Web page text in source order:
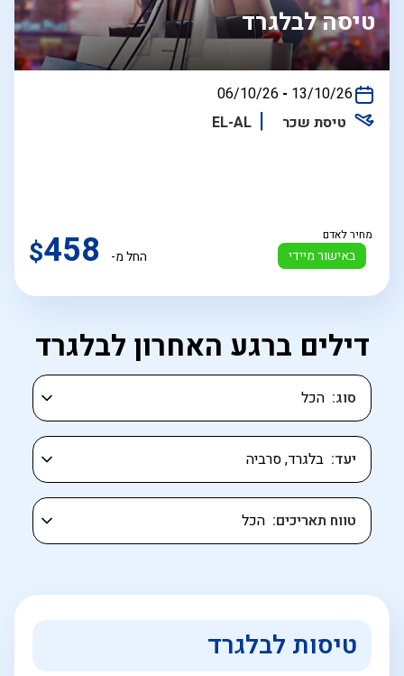
טיסה לבלגרד
בין
06/10/26 - 13/10/26
טיסת שכר
EL-AL
באישור מיידי
מחיר לאדם
החל מ- $458
דילים ברגע האחרון לבלגרד
יעד
סוג
טווח תאריכים
טיסות לבלגרד